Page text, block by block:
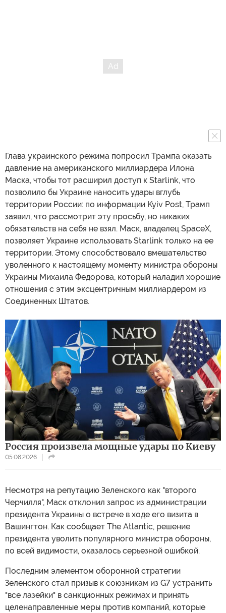
Глава украинского режима попросил Трампа оказать
давление на американского миллиардера Илона
Маска, чтобы тот расширил доступ к Starlink, что
позволило бы Украине наносить удары вглубь
территории России: по информации Kyiv Post, Трамп
заявил, что рассмотрит эту просьбу, но никаких
обязательств на себя не взял. Маск, владелец SpaceX,
позволяет Украине использовать Starlink только на ее
территории. Этому способствовало вмешательство
уволенного к настоящему моменту министра обороны
Украины Михаила Федорова, который наладил хорошие
отношения с этим эксцентричным миллиардером из
Соединенных Штатов.
Россия произвела мощные удары по Киеву
05.08.2026
Несмотря на репутацию Зеленского как "второго
Черчилля", Маск отклонил запрос из администрации
президента Украины о встрече в ходе его визита в
Вашингтон. Как сообщает The Atlantic, решение
президента уволить популярного министра обороны,
по всей видимости, оказалось серьезной ошибкой.
Последним элементом оборонной стратегии
Зеленского стал призыв к союзникам из G7 устранить
"все лазейки" в санкционных режимах и принять
целенаправленные меры против компаний, которые